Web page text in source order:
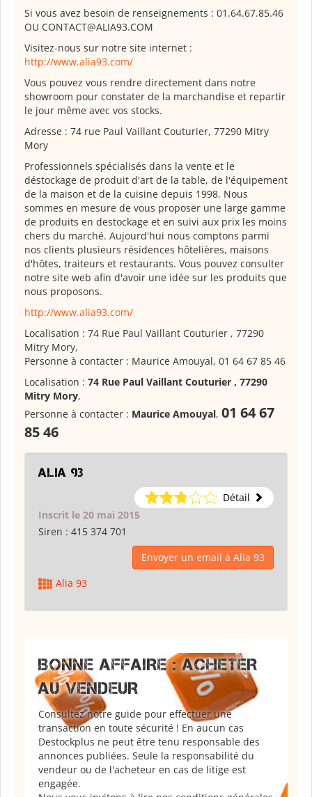
Si vous avez besoin de renseignements : 01.64.67.85.46
OU CONTACT@ALIA93.COM
Visitez-nous sur notre site internet :
http://www.alia93.com/
Vous pouvez vous rendre directement dans notre
showroom pour constater de la marchandise et repartir
le jour même avec vos stocks.
Adresse : 74 rue Paul Vaillant Couturier, 77290 Mitry
Mory
Professionnels spécialisés dans la vente et le
déstockage de produit d'art de la table, de l'équipement
de la maison et de la cuisine depuis 1998. Nous
sommes en mesure de vous proposer une large gamme
de produits en destockage et en suivi aux prix les moins
chers du marché. Aujourd'hui nous comptons parmi
nos clients plusieurs résidences hôtelières, maisons
d'hôtes, traiteurs et restaurants. Vous pouvez consulter
notre site web afin d'avoir une idée sur les produits que
nous proposons.
http://www.alia93.com/
Localisation : 74 Rue Paul Vaillant Couturier , 77290
Mitry Mory,
Personne à contacter : Maurice Amouyal, 01 64 67 85 46
Localisation : 74 Rue Paul Vaillant Couturier , 77290
Mitry Mory,
Personne à contacter : Maurice Amouyal, 01 64 67
85 46
Alia 93
Détail
Inscrit le 20 mai 2015
Siren : 415 374 701
Envoyer un email à Alia 93
Alia 93
BONNE AFFAIRE : ACHETER
AU VENDEUR
Consultez notre guide pour effectuer une
transaction en toute sécurité ! En aucun cas
Destockplus ne peut être tenu responsable des
annonces publiées. Seule la responsabilité du
vendeur ou de l'acheteur en cas de litige est
engagée.